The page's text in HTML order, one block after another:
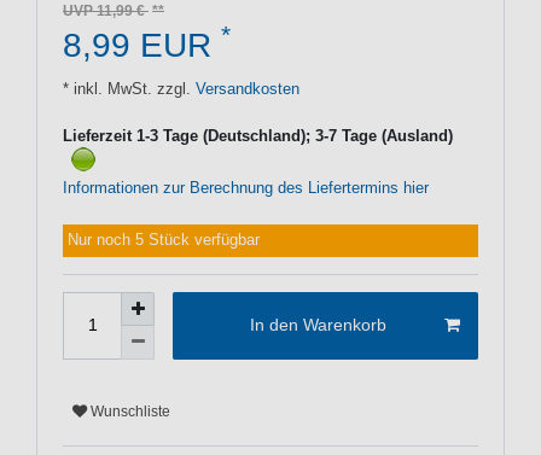
UVP 11,99 €
8,99 EUR *
* inkl. MwSt. zzgl. Versandkosten
Lieferzeit 1-3 Tage (Deutschland); 3-7 Tage (Ausland)
Informationen zur Berechnung des Liefertermins hier
Nur noch 5 Stück verfügbar
In den Warenkorb
Wunschliste